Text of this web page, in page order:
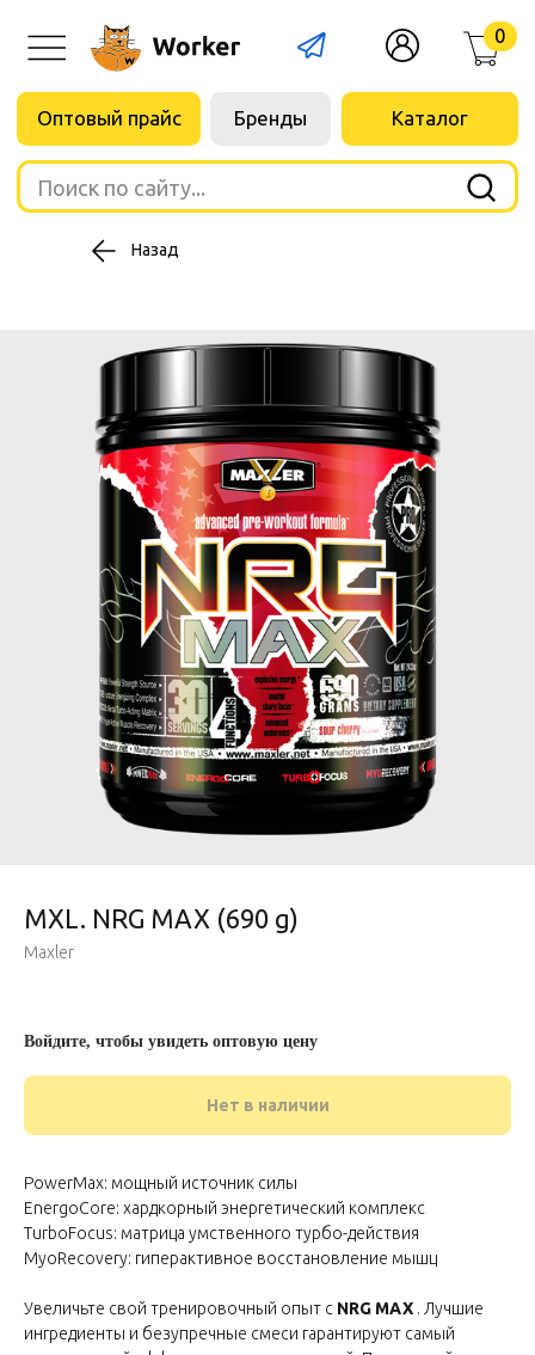
Поиск по сайту...
Назад
MXL. NRG MAX (690 g)
Maxler
Войдите, чтобы увидеть оптовую цену
Нет в наличии
PowerMax: мощный источник силы
EnergoCore: хардкорный энергетический комплекс
TurboFocus: матрица умственного турбо-действия
MyoRecovery: гиперактивное восстановление мышц
Увеличьте свой тренировочный опыт с NRG MAX . Лучшие
ингредиенты и безупречные смеси гарантируют самый